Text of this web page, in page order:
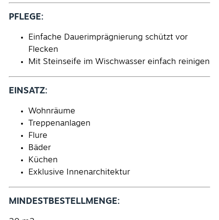
PFLEGE:
Einfache Dauerimprägnierung schützt vor
Flecken
Mit Steinseife im Wischwasser einfach reinigen
EINSATZ:
Wohnräume
Treppenanlagen
Flure
Bäder
Küchen
Exklusive Innenarchitektur
MINDESTBESTELLMENGE: